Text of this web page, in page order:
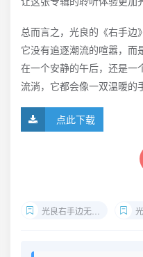
总而言之，光良的《右手边
它没有追逐潮流的喧嚣，而
在一个安静的午后，还是一
流淌，它都会像一双温暖的
点此下载
光良右手边无损下载 光